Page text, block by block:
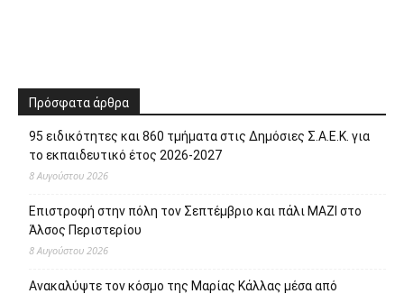
Πρόσφατα άρθρα
95 ειδικότητες και 860 τμήματα στις Δημόσιες Σ.Α.Ε.Κ. για
το εκπαιδευτικό έτος 2026-2027
8 Αυγούστου 2026
Επιστροφή στην πόλη τον Σεπτέμβριο και πάλι ΜΑΖΙ στο
Άλσος Περιστερίου
8 Αυγούστου 2026
Ανακαλύψτε τον κόσμο της Μαρίας Κάλλας μέσα από